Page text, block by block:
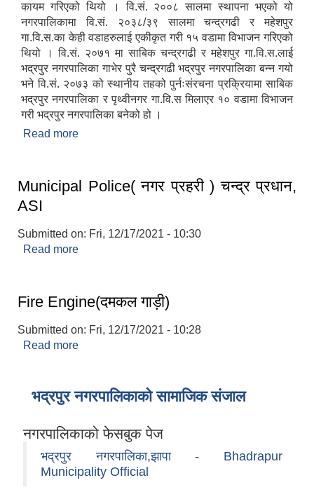
कायम गरिएको थियो । वि.सं. २००८ सालमा स्थापना भएको यो
नगरपालिकामा वि.सं. २०३८/३९ सालमा चन्द्रगढी र महेशपुर
गा.वि.स.का केही वडाहरुलाई एकीकृत गरी १५ वडामा विभाजन गरिएको
थियो । वि.सं. २०७१ मा साबिक चन्द्रगढी र महेशपुर गा.वि.स.लाई
भद्रपुर नगरपालिका गाभेर पुरै चन्द्रगढी भद्रपुर नगरपालिका बन्न गयो
भने वि.सं. २०७३ को स्थानीय तहको पुर्नःसंरचना प्रक्रियामा साबिक
भद्रपुर नगरपालिका र पृथ्वीनगर गा.वि.स मिलाएर १० वडामा विभाजन
गरी भद्रपुर नगरपालिका बनेको हो ।
Read more
Municipal Police( नगर प्रहरी ) चन्द्र प्रधान,
ASI
Submitted on: Fri, 12/17/2021 - 10:30
Read more
Fire Engine(दमकल गाड़ी)
Submitted on: Fri, 12/17/2021 - 10:28
Read more
भद्रपुर नगरपालिकाको सामाजिक संजाल
नगरपालिकाको फेसबुक पेज
भद्रपुर नगरपालिका,झापा - Bhadrapur
Municipality Official